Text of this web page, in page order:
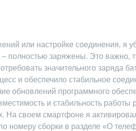
или настройке соединения‚ я
полностью заряжены. Это важно‚
значительного заряда
и обеспечило стабильное
обновлений программного
и стабильность работы
На своем смартфоне я
номеру сборки в разделе «О